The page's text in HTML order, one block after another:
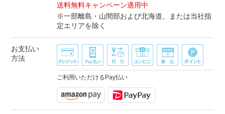
送料無料キャンペーン適用中
※一部離島・山間部および北海道、または当社指
定エリアを除く
お支払い
方法
ご利用いただけるPay払い